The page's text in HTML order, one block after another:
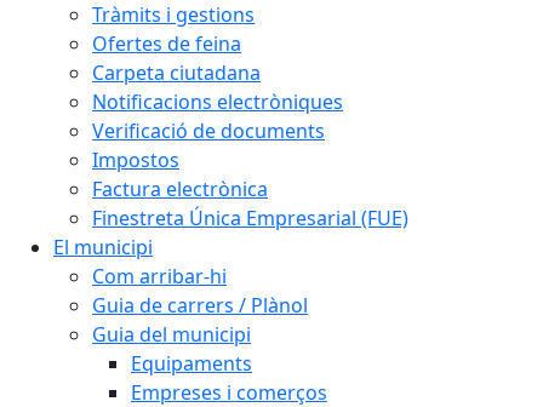
Tràmits i gestions
Ofertes de feina
Carpeta ciutadana
Notificacions electròniques
Verificació de documents
Impostos
Factura electrònica
Finestreta Única Empresarial (FUE)
El municipi
Com arribar-hi
Guia de carrers / Plànol
Guia del municipi
Equipaments
Empreses i comerços